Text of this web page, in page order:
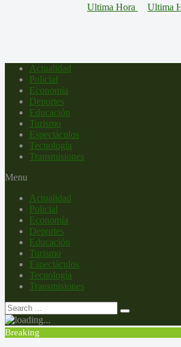
Actualidad
Policial
Economía
Deportes
Educación
Turismo
Espectáculos
Tecnología
Transmisiones
Menu
Actualidad
Policial
Economía
Deportes
Educación
Turismo
Espectáculos
Tecnología
Transmisiones
Breaking